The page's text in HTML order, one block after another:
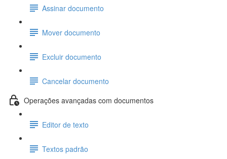
Assinar documento
Mover documento
Excluir documento
Cancelar documento
Operações avançadas com documentos
Editor de texto
Textos padrão